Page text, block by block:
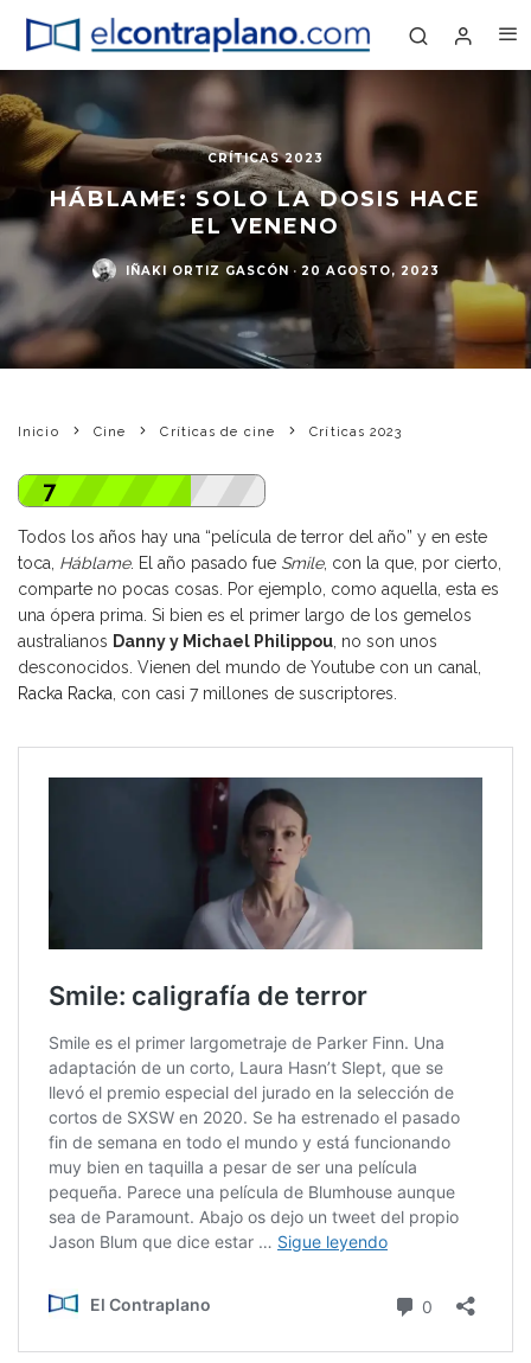
CRÍTICAS 2023
HÁBLAME: SOLO LA DOSIS HACE
EL VENENO
IÑAKI ORTIZ GASCÓN · 20 AGOSTO, 2023
Inicio Cine Críticas de cine Críticas 2023
7
Todos los años hay una “película de terror del año” y en este
toca, Háblame. El año pasado fue Smile, con la que, por cierto,
comparte no pocas cosas. Por ejemplo, como aquella, esta es
una ópera prima. Si bien es el primer largo de los gemelos
australianos Danny y Michael Philippou , no son unos
desconocidos. Vienen del mundo de Youtube con un canal,
Racka Racka , con casi 7 millones de suscriptores.